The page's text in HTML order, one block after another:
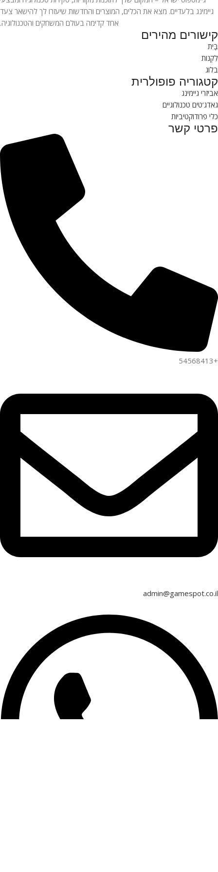
גיימינג בלעדיים. מצא את הכלים, המוצרים והחדשות שיעזרו לך להישאר צעד
אחד קדימה בעולם המשחקים והטכנולוגיה.
קישורים מהירים
בַּיִת
לִקְנוֹת
בלוג
קטגוריה פופולרית
אביזרי גיימינג
גאדג’טים טכנולוגיים
כלי פרודוקטיביות
פרטי קשר
+54568413
admin@gamespot.co.il